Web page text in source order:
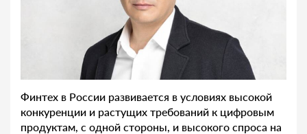
Финтех в России развивается в условиях высокой
конкуренции и растущих требований к цифровым
продуктам, с одной стороны, и высокого спроса на